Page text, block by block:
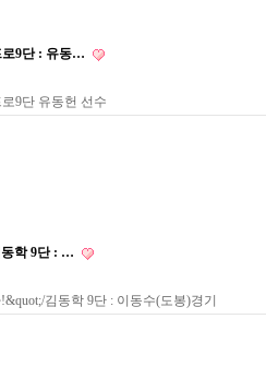
로9단 : 유동…
9단 유동헌 선수
학 9단 : …
김동학 9단 : 이동수(도봉)경기